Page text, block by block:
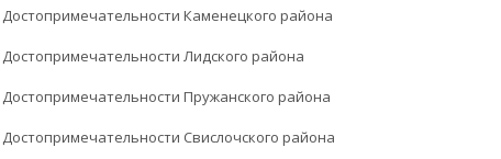
Достопримечательности Каменецкого района
Достопримечательности Лидского района
Достопримечательности Пружанского района
Достопримечательности Свислочского района